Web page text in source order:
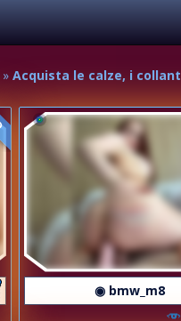
»Acquista le calze, i
◉ bmw_m8